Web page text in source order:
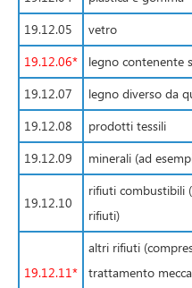
19.12.05
vetro
19.12.06*
legno contenente
19.12.07
legno diverso da
19.12.08
prodotti tessili
19.12.09
minerali (ad
19.12.10
rifiuti combustibili
rifiuti)
19.12.11*
altri rifiuti
trattamento